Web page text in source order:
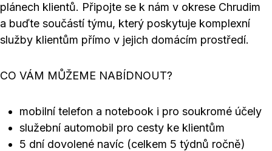
plánech klientů. Připojte se k nám v okrese Chrudim
a buďte součástí týmu, který poskytuje komplexní
služby klientům přímo v jejich domácím prostředí.
CO VÁM MŮŽEME NABÍDNOUT?
mobilní telefon a notebook i pro soukromé účely
služební automobil pro cesty ke klientům
5 dní dovolené navíc (celkem 5 týdnů ročně)